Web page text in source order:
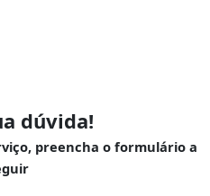
dúvida!
preencha o formulário a